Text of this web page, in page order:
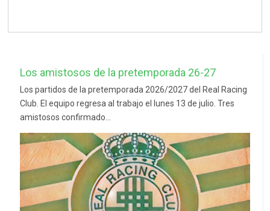
Los amistosos de la pretemporada 26-27
Los partidos de la pretemporada 2026/2027 del Real Racing
Club. El equipo regresa al trabajo el lunes 13 de julio. Tres
amistosos confirmado...